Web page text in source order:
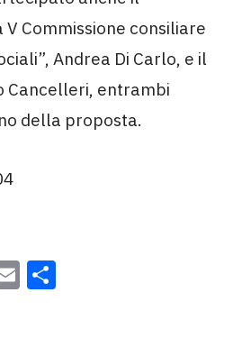
Commissione consiliare
Andrea Di Carlo, e il
Cancelleri, entrambi
della proposta.
Email